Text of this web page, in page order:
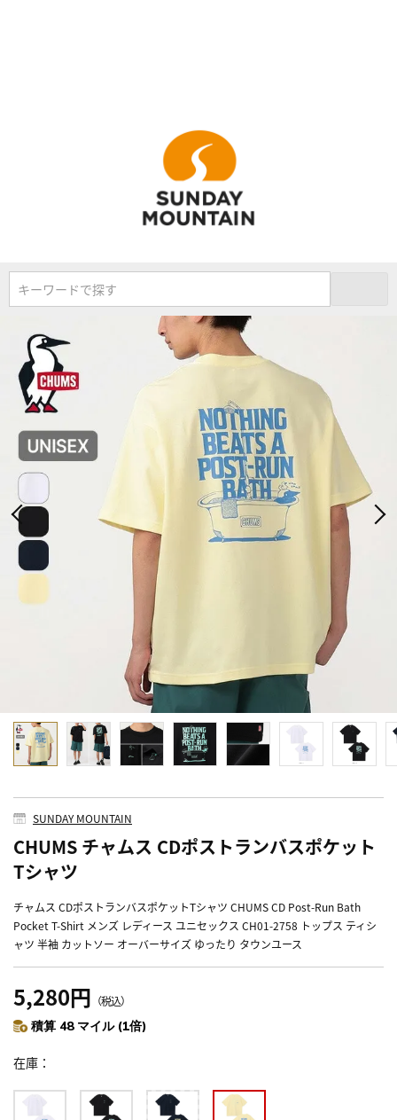
キーワードで探す
SUNDAY MOUNTAIN
CHUMS チャムス CDポストランバスポケット
Tシャツ
チャムス CDポストランバスポケットTシャツ CHUMS CD Post-Run Bath
Pocket T-Shirt メンズ レディース ユニセックス CH01-2758 トップス ティシ
ャツ 半袖 カットソー オーバーサイズ ゆったり タウンユース
5,280円 （税込）
積算 48 マイル (1倍)
在庫